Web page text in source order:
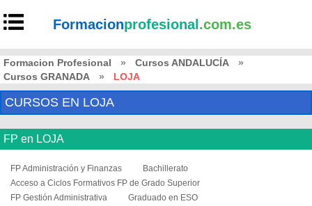
Formacionprofesional .com.es
Formacion Profesional » Cursos ANDALUCÍA
»
Cursos GRANADA
» LOJA
CURSOS EN LOJA
FP en LOJA
FP Administración y Finanzas
Bachillerato
Acceso a Ciclos Formativos FP de Grado Superior
FP Gestión Administrativa
Graduado en ESO